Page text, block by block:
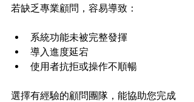
若缺乏專業顧問，容易導致：
系統功能未被完整發揮
導入進度延宕
使用者抗拒或操作不順暢
選擇有經驗的顧問團隊，能協助您完成